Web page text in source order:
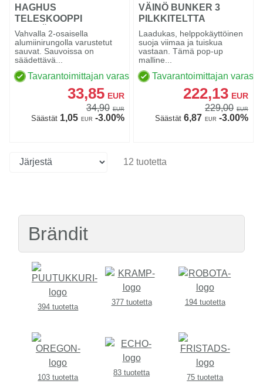
HAGHUS
TELESKOOPPI
METSÄSAUVAT
Vahvalla 2-osaisella
alumiinirungolla varustetut
sauvat. Sauvoissa on
säädettävä...
Tavarantoimittajan varastossa
33,85 EUR
34,90 EUR
Säästät1,05 EUR -3.00%
VÄINÖ BUNKER 3
PILKKITELTTA
Laadukas, helppokäyttöinen
suoja viimaa ja tuiskua
vastaan. Tämä pop-up
malline...
Tavarantoimittajan
222,13 EUR
229,00 EUR
Säästät6,87 EUR -3.00%
12 tuotetta
Brändit
394 tuotetta
377 tuotetta 194 tuotetta
103 tuotetta
83 tuotetta
75 tuotetta